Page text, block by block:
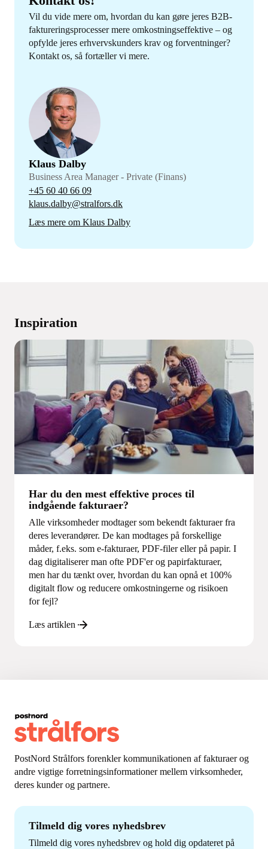
Vil du vide mere om, hvordan du kan gøre jeres B2B-
faktureringsprocesser mere omkostningseffektive – og
opfylde jeres erhvervskunders krav og forventninger?
Kontakt os, så fortæller vi mere.
Klaus Dalby
Business Area Manager - Private (Finans)
+45 60 40 66 09
klaus.dalby@stralfors.dk
Læs mere om Klaus Dalby
Inspiration
Har du den mest effektive proces til
indgående fakturaer?
Alle virksomheder modtager som bekendt fakturaer fra
deres leverandører. De kan modtages på forskellige
måder, f.eks. som e-fakturaer, PDF-filer eller på papir. I
dag digitaliserer man ofte PDF'er og papirfakturaer,
men har du tænkt over, hvordan du kan opnå et 100%
digitalt flow og reducere omkostningerne og risikoen
for fejl?
Læs artiklen
PostNord Strålfors forenkler kommunikationen af fakturaer og
andre vigtige forretningsinformationer mellem virksomheder,
deres kunder og partnere.
Tilmeld dig vores nyhedsbrev
Tilmeld dig vores nyhedsbrev og hold dig opdateret på